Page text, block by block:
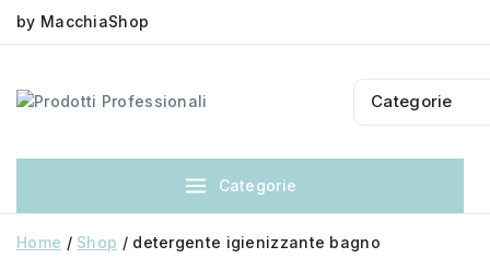
by MacchiaShop
Categorie
Home / Shop / detergente igienizzante bagno